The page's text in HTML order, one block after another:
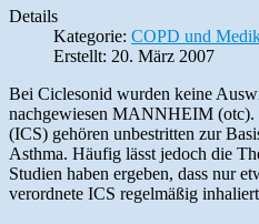
Details
Kategorie: COPD und
Erstellt: 20. März 2007
Bei Ciclesonid wurden keine
nachgewiesen MANNHEIM
(ICS) gehören unbestritten zur
Asthma. Häufig lässt jedoch die
Studien haben ergeben, dass nur
verordnete ICS regelmäßig